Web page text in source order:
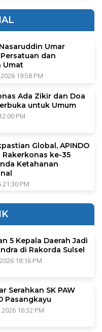
Umar
dan
Umat
19:58 PM
Ada Zikir dan Doa
untuk Umum
PM
Global, APINDO
ke-35
Ketahanan
21:30 PM
5 Kepala Daerah Jadi
di Rakorda Sulsel
18:16 PM
Serahkan SK PAW
Pasangkayu
16:32 PM